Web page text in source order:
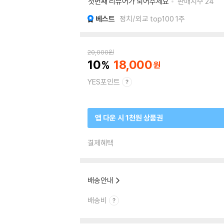
베스트 정치/외교 top100 1주
20,000원
10 18,000
YES포인트
앱 다운 시 1천원 상품권
결제혜택
배송안내
배송비